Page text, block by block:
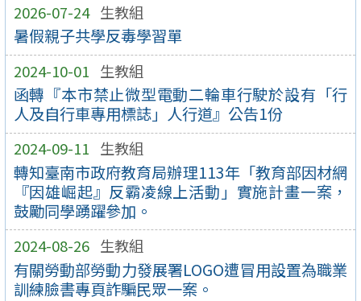
2026-07-24 生教組
暑假親子共學反毒學習單
2024-10-01 生教組
函轉『本市禁止微型電動二輪車行駛於設有「行
人及自行車專用標誌」人行道』公告1份
2024-09-11 生教組
轉知臺南市政府教育局辦理113年「教育部因材網
『因雄崛起』反霸凌線上活動」實施計畫一案，
鼓勵同學踴躍參加。
2024-08-26 生教組
有關勞動部勞動力發展署LOGO遭冒用設置為職業
訓練臉書專頁詐騙民眾一案。